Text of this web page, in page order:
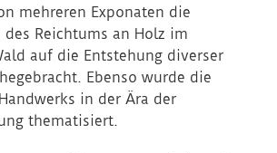
mehreren Exponaten die
Reichtums an Holz im
auf die Entstehung diverser
Ebenso wurde die
in der Ära der
thematisiert.